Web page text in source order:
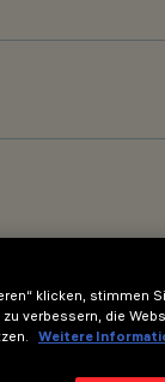
klicken, stimmen
verbessern, die
Weitere